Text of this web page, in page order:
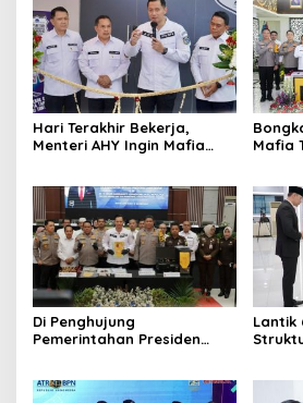
Hari Terakhir Bekerja,
Menteri AHY Ingin Mafia
Mafia
Triliun
Di Penghujung
Pemerintahan Presiden
di Jawa Barat
Lantik
ATR/